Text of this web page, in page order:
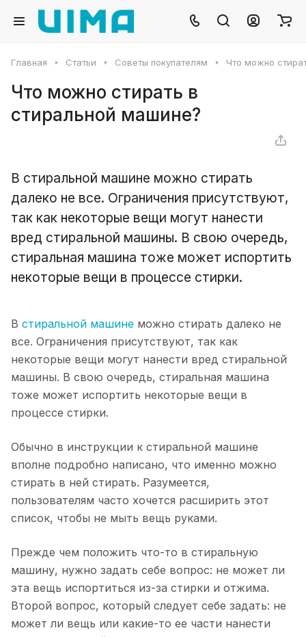
Главная Статьи Советы покупателям Что можно
Что можно стирать в
стиральной машине?
В стиральной машине можно стирать
далеко не все. Ограничения присутствуют,
так как некоторые вещи могут нанести
вред стиральной машины. В свою очередь,
стиральная машина тоже может испортить
некоторые вещи в процессе стирки.
В стиральной машине можно стирать далеко не
все. Ограничения присутствуют, так как
некоторые вещи могут нанести вред стиральной
машины. В свою очередь, стиральная машина
тоже может испортить некоторые вещи в
процессе стирки.
Обычно в инструкции к стиральной машине
вполне подробно написано, что именно можно
стирать в ней стирать. Разумеется,
пользователям часто хочется расширить этот
список, чтобы не мыть вещь руками.
Прежде чем положить что-то в стиральную
машину, нужно задать себе вопрос: не может ли
эта вещь испортиться из-за стирки и отжима.
Второй вопрос, который следует себе задать: не
может ли вещь или какие-то ее части нанести